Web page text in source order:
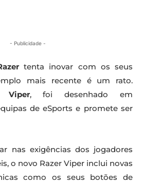
- Publicidade -
tenta inovar com os seus
mais recente é um rato.
Viper, foi desenhado em
de eSports e promete ser
nas exigências dos jogadores
o novo Razer Viper inclui novas
como os seus botões de